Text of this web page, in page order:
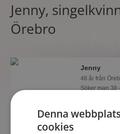
Jenny,
Örebro
Jenny
48 år från
Söker man 38
tar en minut
Denna
cookies